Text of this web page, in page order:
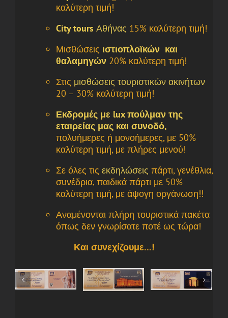
καλύτερη τιμή!
City tours Αθήνας 15% καλύτερη τιμή!
Μισθώσεις ιστιοπλοϊκών και
θαλαμηγών 20% καλύτερη τιμή!
Στις μισθώσεις τουριστικών ακινήτων
20 – 30% καλύτερη τιμή!
Εκδρομές με lux πούλμαν της
εταιρείας μας και συνοδό,
πολυήμερες ή μονοήμερες, με 50%
καλύτερη τιμή, με πλήρες μενού!
Σε όλες τις εκδηλώσεις πάρτι, γενέθλια,
συνέδρια, παιδικά πάρτι με 50%
καλύτερη τιμή, με άψογη οργάνωση!!
Αναμένονται πλήρη τουριστικά πακέτα
όπως δεν γνωρίσατε ποτέ ως τώρα!
Και συνεχίζουμε…!